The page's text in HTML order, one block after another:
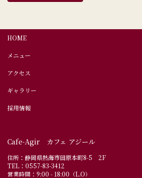
HOME
メニュー
アクセス
ギャラリー
採用情報
Cafe-Agir カフェ アジール
住所：静岡県熱海市田原本町8-5 2F
TEL：0557-83-3412
営業時間：9:00 - 18:00（L.O）